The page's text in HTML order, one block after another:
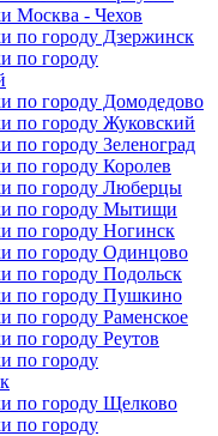
Москва - Чехов
по городу Дзержинск
по городу
по городу Домодедово
по городу Жуковский
по городу Зеленоград
по городу Королев
по городу Люберцы
по городу Мытищи
по городу Ногинск
по городу Одинцово
по городу Подольск
по городу Пушкино
по городу Раменское
по городу Реутов
по городу
по городу Щелково
по городу